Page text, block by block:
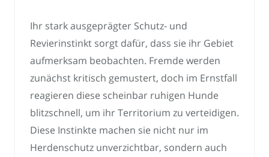
Ihr stark ausgeprägter Schutz- und
Revierinstinkt sorgt dafür, dass sie ihr Gebiet
aufmerksam beobachten. Fremde werden
zunächst kritisch gemustert, doch im Ernstfall
reagieren diese scheinbar ruhigen Hunde
blitzschnell, um ihr Territorium zu verteidigen.
Diese Instinkte machen sie nicht nur im
Herdenschutz unverzichtbar, sondern auch